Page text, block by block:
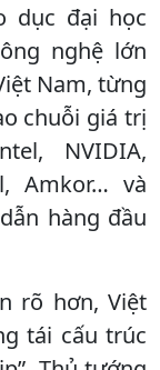
dục đại học
nghệ lớn
Nam, từng
chuỗi giá trị
NVIDIA,
Amkor… và
hàng đầu
rõ hơn, Việt
tái cấu trúc